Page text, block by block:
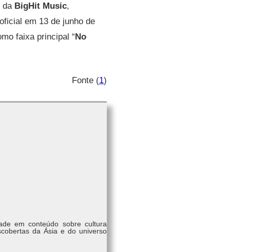
daBigHit Music,
em 13 de junho de
faixa principal “No
Fonte (1)
em conteúdo sobre cultura
da Ásia e do universo